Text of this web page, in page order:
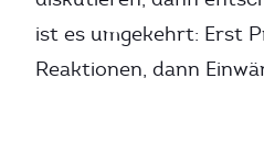
ist es umgekehrt: Erst
Reaktionen, dann